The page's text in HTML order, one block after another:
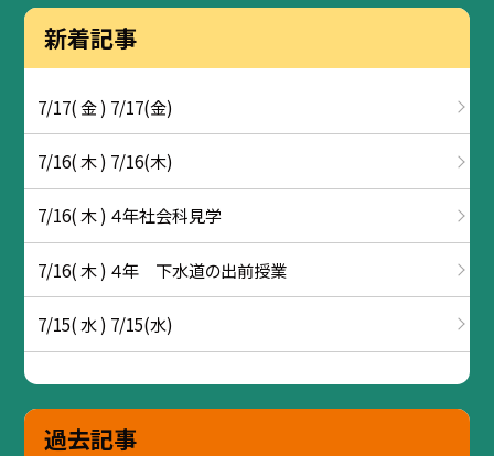
新着記事
7/17( 金 ) 7/17(金)
7/16( 木 ) 7/16(木)
7/16( 木 ) ４年社会科見学
7/16( 木 ) ４年 下水道の出前授業
7/15( 水 ) 7/15(水)
過去記事